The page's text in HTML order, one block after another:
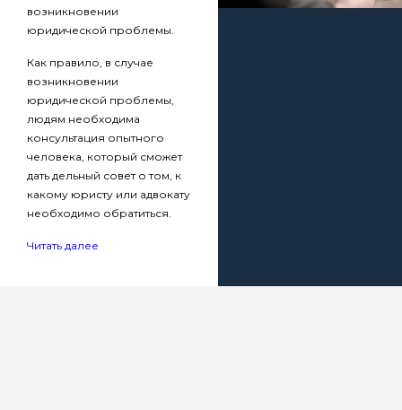
возникновении
юридической проблемы.
Как правило, в случае
возникновении
юридической проблемы,
людям необходима
консультация опытного
человека, который сможет
дать дельный совет о том, к
какому юристу или адвокату
необходимо обратиться.
Читать далее